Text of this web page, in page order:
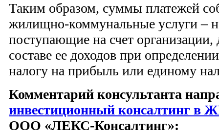
Таким образом, суммы платежей
жилищно-коммунальные услуги –
поступающие на счет
составе ее доходов при
налогу на прибыль или единому
Комментарий консультанта
инвестиционный консалтинг в
ООО «ЛЕКС-Консалтинг»: